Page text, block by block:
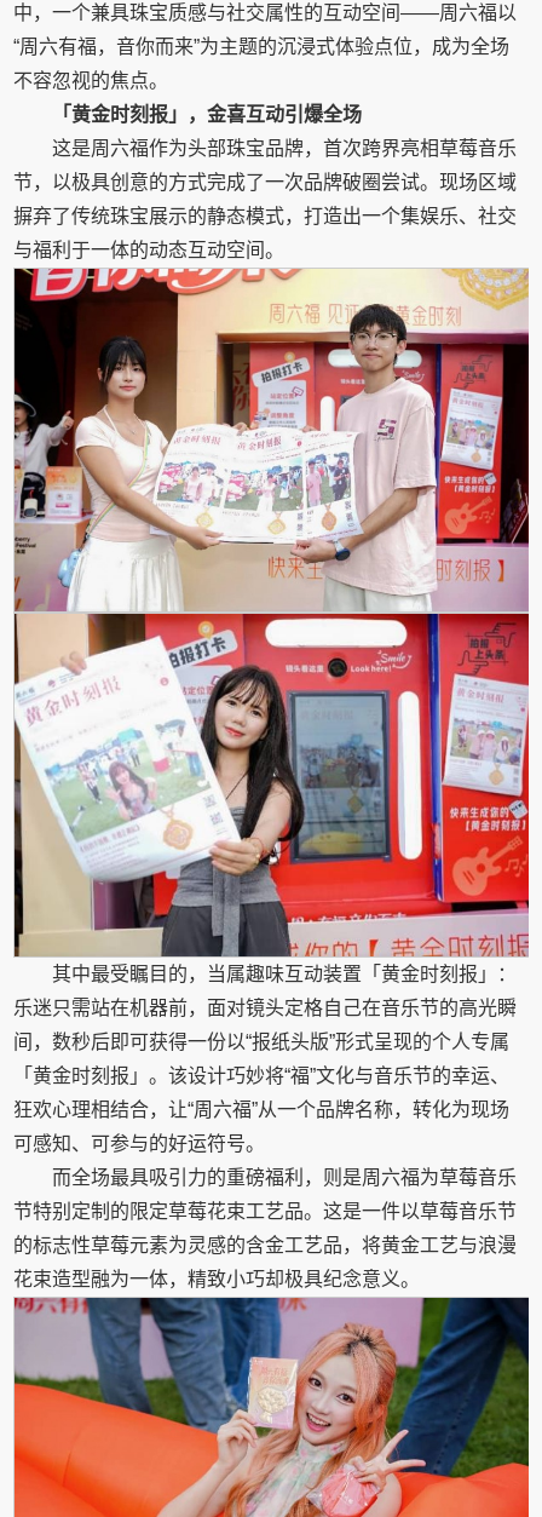
中，一个兼具珠宝质感与社交属性的互动空间——周六福以
“周六有福，音你而来”为主题的沉浸式体验点位，成为全场
不容忽视的焦点。
「黄金时刻报」，金喜互动引爆全场
这是周六福作为头部珠宝品牌，首次跨界亮相草莓音乐
节，以极具创意的方式完成了一次品牌破圈尝试。现场区域
摒弃了传统珠宝展示的静态模式，打造出一个集娱乐、社交
与福利于一体的动态互动空间。
其中最受瞩目的，当属趣味互动装置「黄金时刻报」：
乐迷只需站在机器前，面对镜头定格自己在音乐节的高光瞬
间，数秒后即可获得一份以“报纸头版”形式呈现的个人专属
「黄金时刻报」。该设计巧妙将“福”文化与音乐节的幸运、
狂欢心理相结合，让“周六福”从一个品牌名称，转化为现场
可感知、可参与的好运符号。
而全场最具吸引力的重磅福利，则是周六福为草莓音乐
节特别定制的限定草莓花束工艺品。这是一件以草莓音乐节
的标志性草莓元素为灵感的含金工艺品，将黄金工艺与浪漫
花束造型融为一体，精致小巧却极具纪念意义。